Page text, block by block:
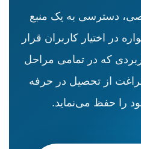
دسترسی به یک منبع
در اختیار کاربران قرار
که در تمامی مراحل
از تحصیل در حرفه
را حفظ می‌نماید.